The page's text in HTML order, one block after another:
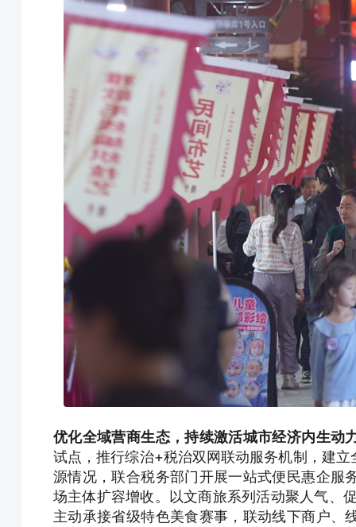
优化全域营商生态，持续激活城市经济内生动
试点，推行综治+税治双网联动服务机制，建
源情况，联合税务部门开展一站式便民惠企服
场主体扩容增收。以文商旅系列活动聚人气、
主动承接省级特色美食赛事，联动线下商户、